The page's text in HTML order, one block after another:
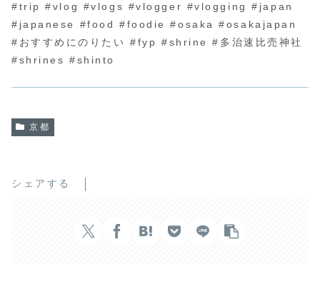
#trip #vlog #vlogs #vlogger #vlogging #japan
#japanese #food #foodie #osaka #osakajapan
#おすすめにのりたい #fyp #shrine #多治速比売神社
#shrines #shinto
京都
シェアする